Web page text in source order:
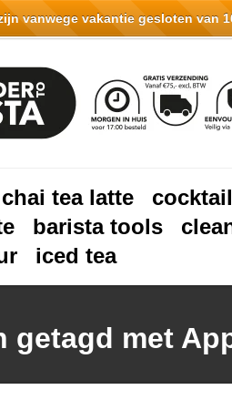
chai tea latte
barista tools
iced tea
getagd met
vanwege vakantie gesloten van